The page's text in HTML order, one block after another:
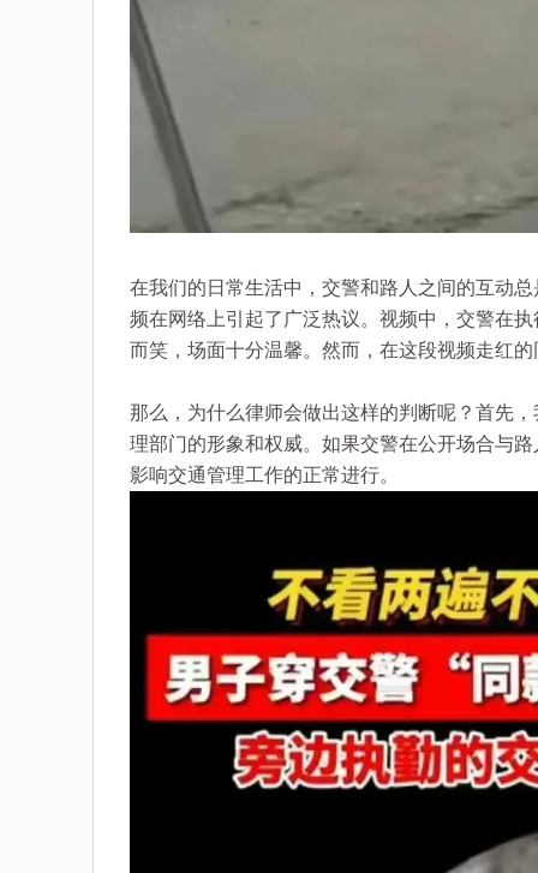
在我们的日常生活中，交警和路人之间的互动
频在网络上引起了广泛热议。视频中，交警在
而笑，场面十分温馨。然而，在这段视频走红
那么，为什么律师会做出这样的判断呢？首先
理部门的形象和权威。如果交警在公开场合与
影响交通管理工作的正常进行。